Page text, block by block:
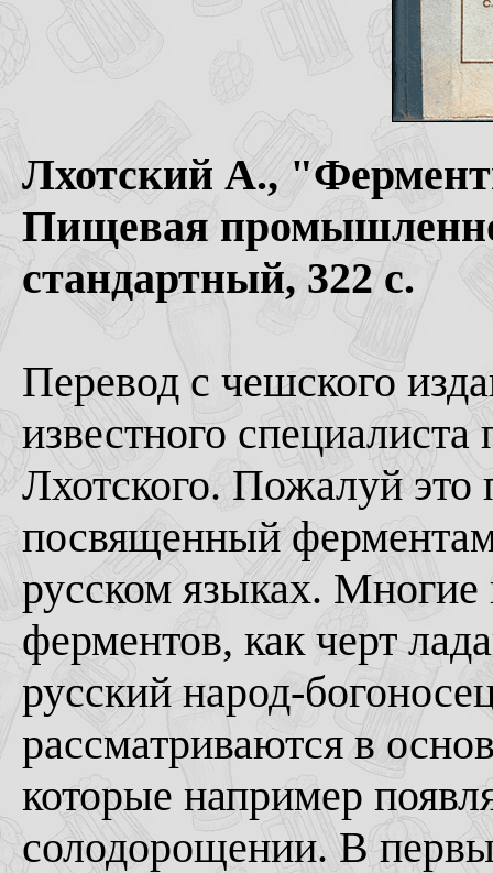
Лхотский А.,
Пищевая
стандартный, 322 с.
Перевод с чешского
известного
Лхотского. Пожалуй это
посвященный
русском языках.
ферментов, как черт
русский народ-
рассматриваются в
которые например
солодорощении. В